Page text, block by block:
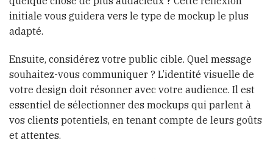
initiale vous guidera vers le type de mockup le plus
adapté.
Ensuite, considérez votre public cible. Quel message
souhaitez-vous communiquer ? L’identité visuelle de
votre design doit résonner avec votre audience. Il est
essentiel de sélectionner des mockups qui parlent à
vos clients potentiels, en tenant compte de leurs goûts
et attentes.